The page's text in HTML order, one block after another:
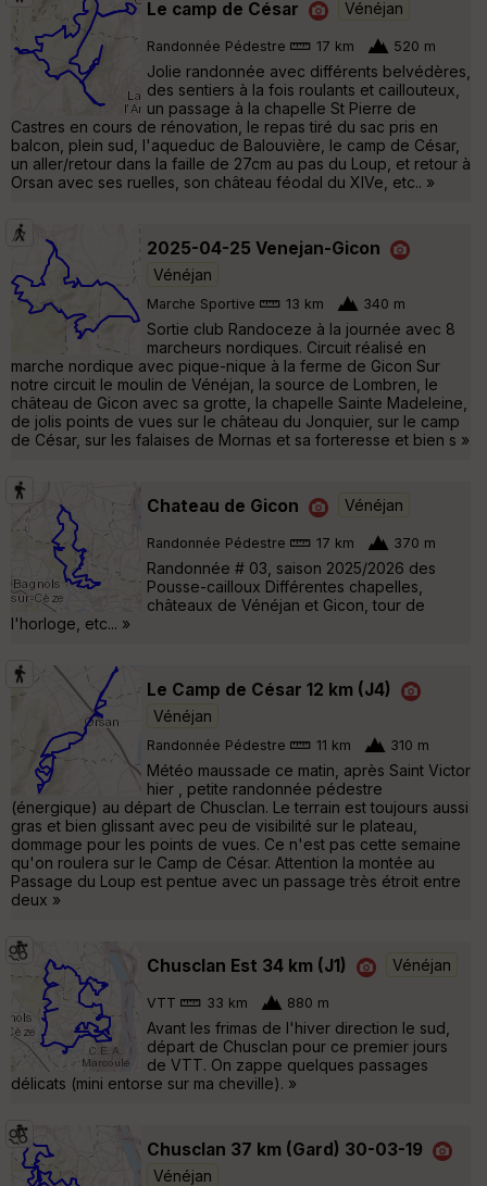
Le camp de César Vénéjan
Randonnée Pédestre 17 km 520 m
Jolie randonnée avec différents belvédères,
des sentiers à la fois roulants et caillouteux,
un passage à la chapelle St Pierre de
Castres en cours de rénovation, le repas tiré du sac pris en
balcon, plein sud, l'aqueduc de Balouvière, le camp de César,
un aller/retour dans la faille de 27cm au pas du Loup, et retour à
Orsan avec ses ruelles, son château féodal du XIVe, etc.. »
2025-04-25 Venejan-Gicon
Vénéjan
Marche Sportive 13 km 340 m
Sortie club Randoceze à la journée avec 8
marcheurs nordiques. Circuit réalisé en
marche nordique avec pique-nique à la ferme de Gicon Sur
notre circuit le moulin de Vénéjan, la source de Lombren, le
château de Gicon avec sa grotte, la chapelle Sainte Madeleine,
de jolis points de vues sur le château du Jonquier, sur le camp
de César, sur les falaises de Mornas et sa forteresse et bien s »
Chateau de Gicon Vénéjan
Randonnée Pédestre 17 km 370 m
Randonnée # 03, saison 2025/2026 des
Pousse-cailloux Différentes chapelles,
châteaux de Vénéjan et Gicon, tour de
l'horloge, etc... »
Le Camp de César 12 km (J4)
Vénéjan
Randonnée Pédestre 11 km 310 m
Météo maussade ce matin, après Saint Victor
hier , petite randonnée pédestre
(énergique) au départ de Chusclan. Le terrain est toujours aussi
gras et bien glissant avec peu de visibilité sur le plateau,
dommage pour les points de vues. Ce n'est pas cette semaine
qu'on roulera sur le Camp de César. Attention la montée au
Passage du Loup est pentue avec un passage très étroit entre
deux »
Chusclan Est 34 km (J1) Vénéjan
VTT 33 km 880 m
Avant les frimas de l'hiver direction le sud,
départ de Chusclan pour ce premier jours
de VTT. On zappe quelques passages
délicats (mini entorse sur ma cheville). »
Chusclan 37 km (Gard) 30-03-19
Vénéjan